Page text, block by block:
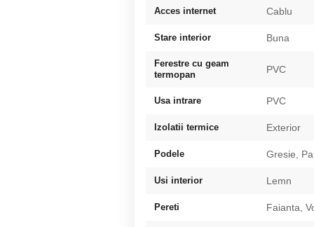
Acces internet Cablu
Stare interior Buna
Ferestre cu geam
termopan
PVC
Usa intrare PVC
Izolatii termice Exterior
Podele Gresie,
Usi interior Lemn
Pereti Faianta,